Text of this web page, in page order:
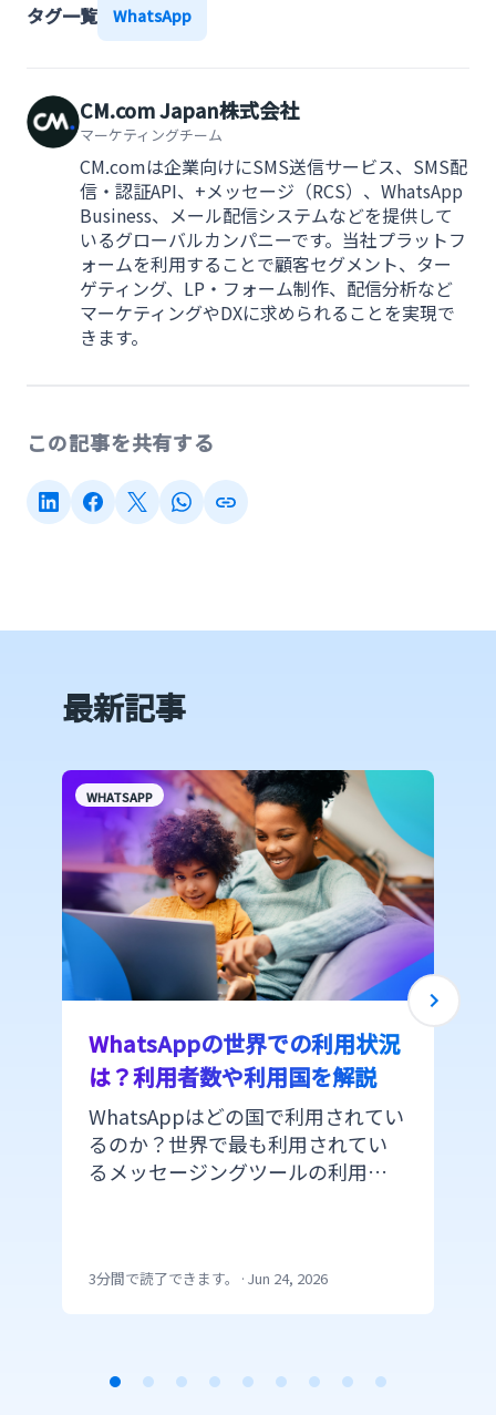
タグ一覧 WhatsApp
CM.com Japan株式会社
マーケティングチーム
CM.comは企業向けにSMS送信サービス、SMS配
信・認証API、+メッセージ（RCS）、WhatsApp
Business、メール配信システムなどを提供して
いるグローバルカンパニーです。当社プラットフ
ォームを利用することで顧客セグメント、ター
ゲティング、LP・フォーム制作、配信分析など
マーケティングやDXに求められることを実現で
きます。
この記事を共有する
最新記事
WHATSAPP
WhatsAppの世界での利用状況
は？利用者数や利用国を解説
WhatsAppはどの国で利用されてい
るのか？世界で最も利用されてい
るメッセージングツールの利用状
3分間で読了できます。 · Jun 24, 2026